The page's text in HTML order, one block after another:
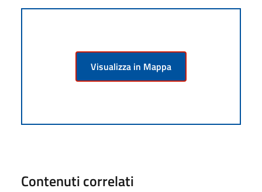
Visualizza in Mappa
Contenuti correlati